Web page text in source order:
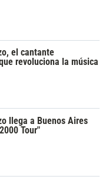
el cantante
revoluciona la música
llega a Buenos Aires
Tour"